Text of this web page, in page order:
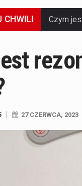
27 CZERWCA, 2023